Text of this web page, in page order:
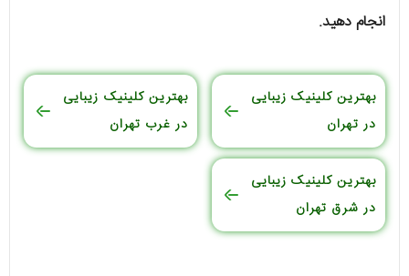
انجام دهید.
بهترین کلینیک زیبایی
در تهران
بهترین کلینیک زیبایی
در غرب تهران
بهترین کلینیک زیبایی
در شرق تهران